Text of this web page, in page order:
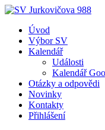
Úvod
Výbor SV
Kalendář
Události
Kalendář
Otázky a odpovědi
Novinky
Kontakty
Přihlášení